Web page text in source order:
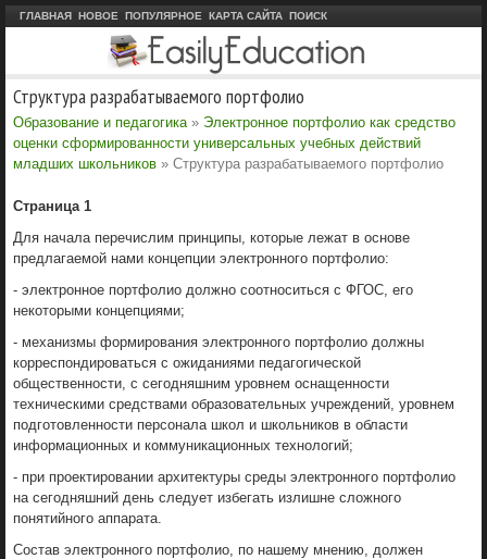
ГЛАВНАЯ НОВОЕ ПОПУЛЯРНОЕ КАРТА САЙТА ПОИСК
Структура разрабатываемого портфолио
Образование и педагогика » Электронное портфолио как средство
оценки сформированности универсальных учебных действий
младших школьников » Структура разрабатываемого портфолио
Страница 1
Для начала перечислим принципы, которые лежат в основе
предлагаемой нами концепции электронного портфолио:
- электронное портфолио должно соотноситься с ФГОС, его
некоторыми концепциями;
- механизмы формирования электронного портфолио должны
корреспондироваться с ожиданиями педагогической
общественности, с сегодняшним уровнем оснащенности
техническими средствами образовательных учреждений, уровнем
подготовленности персонала школ и школьников в области
информационных и коммуникационных технологий;
- при проектировании архитектуры среды электронного портфолио
на сегодняшний день следует избегать излишне сложного
понятийного аппарата.
Состав электронного портфолио, по нашему мнению, должен